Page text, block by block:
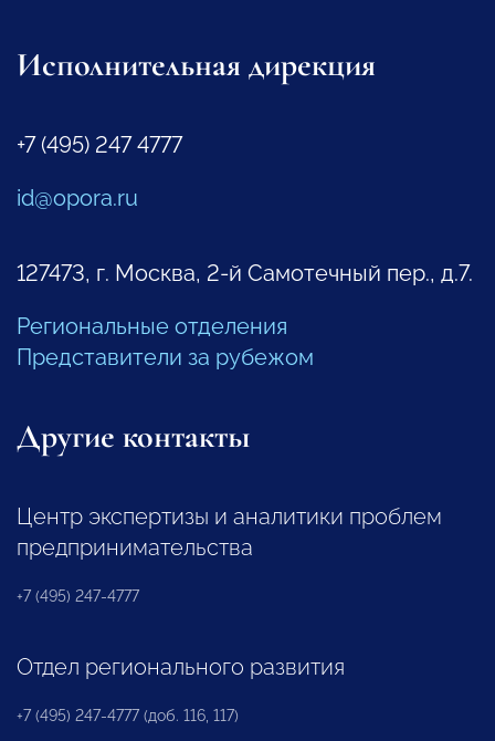
Исполнительная дирекция
+7 (495) 247 4777
id@opora.ru
127473, г. Москва, 2-й Самотечный пер., д.7.
Региональные отделения
Представители за рубежом
Другие контакты
Центр экспертизы и аналитики проблем
предпринимательства
+7 (495) 247-4777
Отдел регионального развития
+7 (495) 247-4777 (доб. 116, 117)